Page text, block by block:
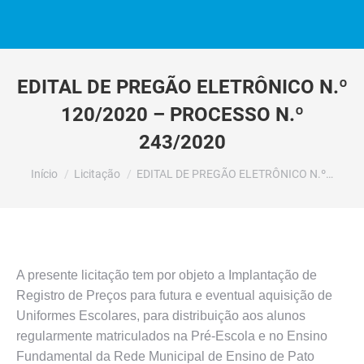
EDITAL DE PREGÃO ELETRÔNICO N.º
120/2020 – PROCESSO N.º
243/2020
Você está aqui:
Início Licitação EDITAL DE PREGÃO ELETRÔNICO N.º…
A presente licitação tem por objeto a Implantação de
Registro de Preços para futura e eventual aquisição de
Uniformes Escolares, para distribuição aos alunos
regularmente matriculados na Pré-Escola e no Ensino
Fundamental da Rede Municipal de Ensino de Pato